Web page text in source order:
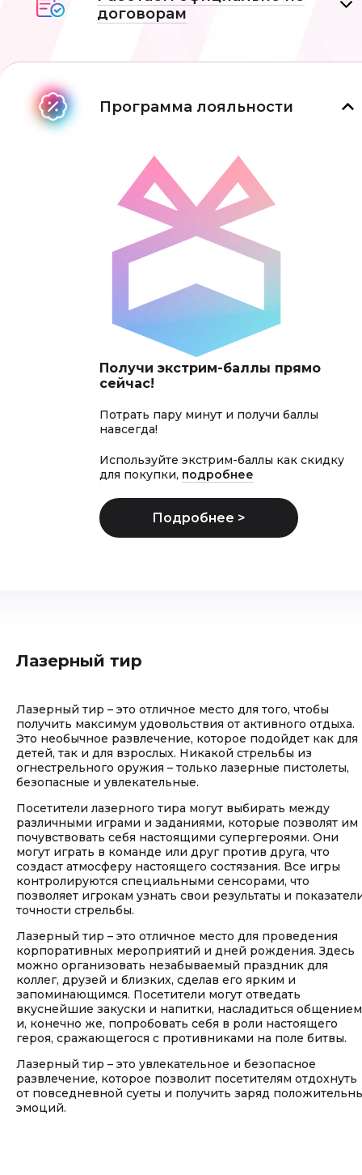
договорам
Программа лояльности
Получи экстрим-баллы прямо
сейчас!
Потрать пару минут и получи баллы
навсегда!
Используйте экстрим-баллы как скидку
для покупки, подробнее
Лазерный тир
Лазерный тир – это отличное место для того, чтобы
получить максимум удовольствия от активного отдыха.
Это необычное развлечение, которое подойдет как для
детей, так и для взрослых. Никакой стрельбы из
огнестрельного оружия – только лазерные пистолеты,
безопасные и увлекательные.
Посетители лазерного тира могут выбирать между
различными играми и заданиями, которые позволят им
почувствовать себя настоящими супергероями. Они
могут играть в команде или друг против друга, что
создаст атмосферу настоящего состязания. Все игры
контролируются специальными сенсорами, что
позволяет игрокам узнать свои результаты и
точности стрельбы.
Лазерный тир – это отличное место для проведения
корпоративных мероприятий и дней рождения. Здесь
можно организовать незабываемый праздник для
коллег, друзей и близких, сделав его ярким и
запоминающимся. Посетители могут отведать
вкуснейшие закуски и напитки, насладиться общением
и, конечно же, попробовать себя в роли настоящего
героя, сражающегося с противниками на поле битвы.
Лазерный тир – это увлекательное и безопасное
развлечение, которое позволит посетителям отдохнуть
от повседневной суеты и получить заряд
эмоций.